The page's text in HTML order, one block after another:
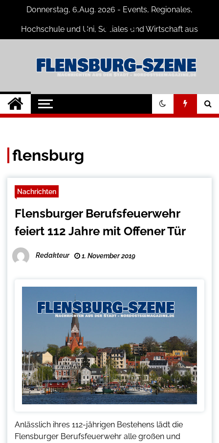
content
Donnerstag, 6,Aug. 2026 - Events, Regionales,
Hochschule und Uni, Soziales und Wirtschaft aus
Flensburg-Szene
Nachrichten
Nachrichten für Flensburg und
Umgebung
flensburg
Nachrichten
Flensburger Berufsfeuerwehr
feiert 112 Jahre mit Offener Tür
Redakteur 1. November 2019
Anlässlich ihres 112-jährigen Bestehens lädt die
Flensburger Berufsfeuerwehr alle großen und